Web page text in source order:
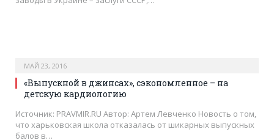
МАЙ 23, 2016
«Выпускной в джинсах», сэкономленное – на
детскую кардиологию
Источник: PRAVMIR.RU Автор: Артем Левченко Новость о том,
что харьковская школа отказалась от шикарных выпускных
балов в…